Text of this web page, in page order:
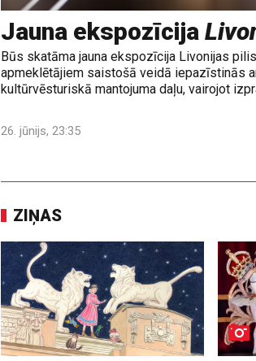
Jauna ekspozīcija
Būs skatāma jauna ekspozīcija Livonijas
apmeklētājiem saistošā veidā iepazīstinās
kultūrvēsturiskā mantojuma daļu, vairojot
26. jūnijs, 23:35
ZIŅAS